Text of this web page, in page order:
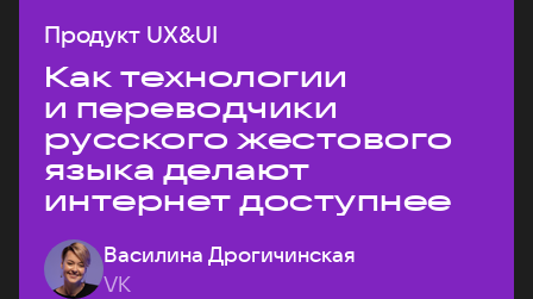
Продукт UX&UI
Как технологии
и переводчики
русского жестового
языка делают
интернет доступнее
Василина Дрогичинская
VK